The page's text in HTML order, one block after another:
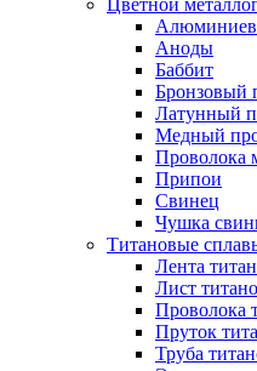
Цветной
Аноды
Баббит
Бронзовый
Латунный
Медный
Проволока
Припои
Свинец
Чушка
Титановые
Лента
Лист
Проволока
Пруток
Труба